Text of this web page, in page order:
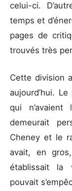
celui-ci.
temps et
pages de
trouvés très
Cette division
aujourd’hui.
qui
demeurait
Cheney et le
avait, en
établissait la
pouvait